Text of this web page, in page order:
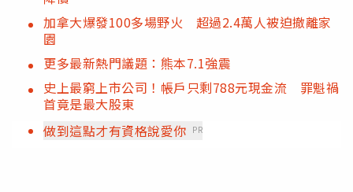
加拿大爆發100多場野火 超過2.4萬人被迫撤離家
園
更多最新熱門議題：熊本7.1強震
史上最窮上市公司！帳戶只剩788元現金流 罪魁禍
首竟是最大股東
做到這點才有資格說愛你 PR